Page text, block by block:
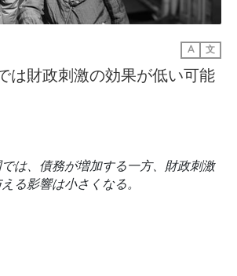
A 文
は財政刺激の効果が低い可能
は、債務が増加する一方、財政刺激
る影響は小さくなる。